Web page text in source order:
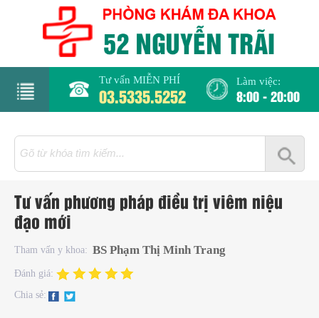
Tư vấn MIỄN PHÍ
03.5335.5252
Làm việc:
8:00 - 20:00
Tư vấn phương pháp điều trị viêm niệu
đạo mới
Tham vấn y khoa: BS Phạm Thị Minh Trang
Đánh giá:
Chia sẻ: